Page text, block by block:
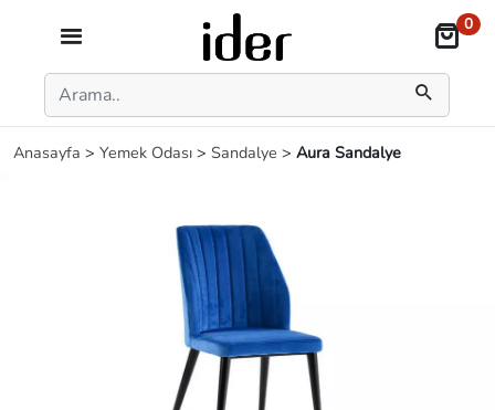
0
Anasayfa > Yemek Odası > Sandalye > Aura Sandalye